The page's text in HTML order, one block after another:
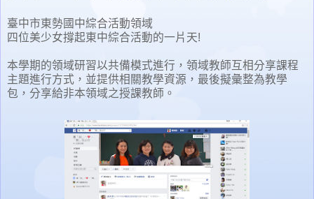
臺中市東勢國中綜合活動領域
四位美少女撐起東中綜合活動的一片天!
本學期的領域研習以共備模式進行，領域教師互相分享課程
主題進行方式，並提供相關教學資源，最後擬彙整為教學
包，分享給非本領域之授課教師。